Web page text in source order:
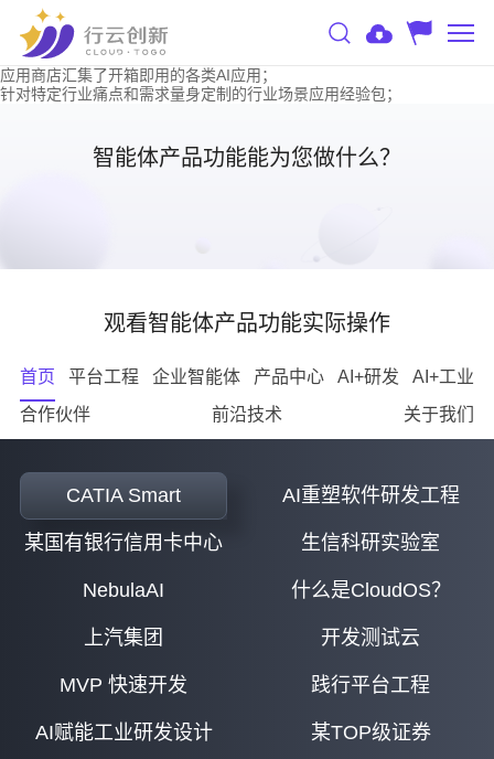
应用商店汇集了开箱即用的各类AI应用 ；
针对特定行业痛点和需求量身定制的行业场景应用经验包；
智能体产品功能能为您做什么？
观看智能体产品功能实际操作
首页 平台工程 企业智能体 产品中心 AI+研发
AI+工业
合作伙伴
前沿技术 关于我们
CATIA Smart AI重塑软件研发工程
某国有银行信用卡中心 生信科研实验室
NebulaAI 什么是CloudOS？
上汽集团 开发测试云
MVP 快速开发 践行平台工程
AI赋能工业研发设计 某TOP级证券